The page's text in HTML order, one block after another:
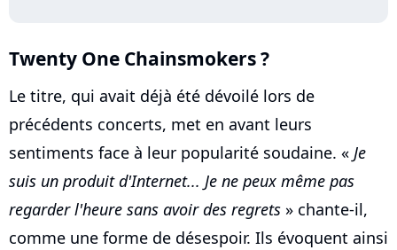
Twenty One Chainsmokers ?
Le titre, qui avait déjà été dévoilé lors de
précédents concerts, met en avant leurs
sentiments face à leur popularité soudaine. « Je
suis un produit d'Internet... Je ne peux même pas
regarder l'heure sans avoir des regrets » chante-il,
comme une forme de désespoir. Ils évoquent ainsi